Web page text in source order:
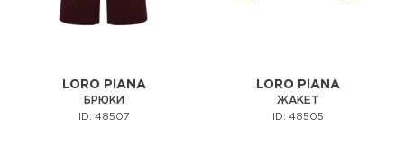
LORO PIANA
БРЮКИ
ID: 48507
LORO PIANA
ЖАКЕТ
ID: 48505